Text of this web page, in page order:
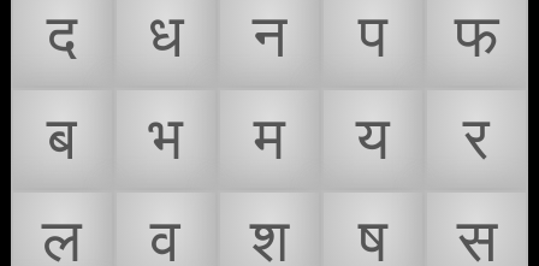
द
ध न प
फ
ब
भ म य
र
ल
व श ष स